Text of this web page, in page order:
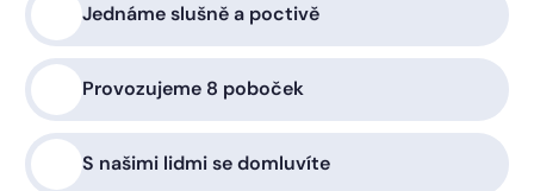
Jednáme slušně a poctivě
Provozujeme 8 poboček
S našimi lidmi se domluvíte